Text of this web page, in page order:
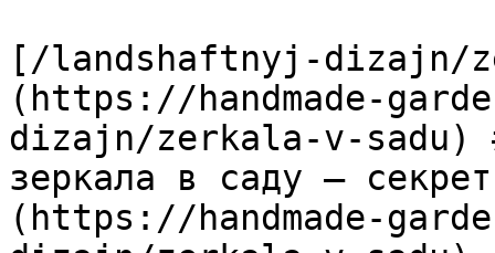
[/landshaftnyj-dizajn/
(https://handmade-
dizajn/zerkala-v-sadu)
зеркала в саду —
(https://handmade-